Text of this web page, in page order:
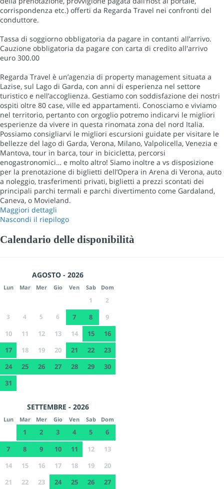
corrispondenza etc.) offerti da Regarda Travel nei confronti del
conduttore.
Tassa di soggiorno obbligatoria da pagare in contanti all’arrivo.
Cauzione obbligatoria da pagare con carta di credito all'arrivo
euro 300.00
Regarda Travel è un’agenzia di property management situata a
Lazise, sul Lago di Garda, con anni di esperienza nel settore
turistico e nell’accoglienza. Gestiamo con soddisfazione dei nostri
ospiti oltre 80 case, ville ed appartamenti. Conosciamo e viviamo
nel territorio, pertanto con orgoglio potremo indicarvi le migliori
esperienze da vivere in questa rinomata zona del nord Italia.
Possiamo consigliarvi le migliori escursioni guidate per visitare le
bellezze del lago di Garda, Verona, Milano, Valpolicella, Venezia e
Mantova, tour in barca, tour in bicicletta, percorsi
enogastronomici… e molto altro! Siamo inoltre a vs disposizione
per la prenotazione di biglietti dell’Opera in Arena di Verona, auto
a noleggio, trasferimenti privati, biglietti a prezzi scontati dei
principali parchi termali e parchi divertimento come Gardaland,
Caneva, o Movieland.
Maggiori dettagli
Nascondi il riepilogo
Calendario delle disponibilità
AGOSTO - 2026
Lun Mar Mer Gio Ven Sab Dom
1
2
3
4 5 6 7 8
9
10
11 12 13 14 15
16
17
18 19 20 21 22
23
24
25 26 27 28 29
30
31
SETTEMBRE - 2026
Lun Mar Mer Gio Ven Sab Dom
1 2 3 4 5
6
7
8 9 10 11 12
13
14
15 16 17 18 19
20
21
22 23 24 25 26 27